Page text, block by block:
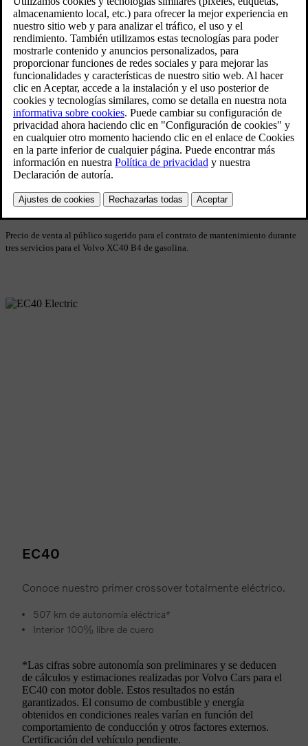
*El ahorro de combustible estimado que se muestra se basa en datos
de WLTP para el Volvo XC40 B4 de gasolina y el EX40 eléctrico
(23,9 kWh/100 km) y podría no reflejar una conducción real. El
consumo de combustible y de energía depende de muchos factores,
como las condiciones de conducción, el estilo, el clima, etc. No es
posible garantizar una cifra exacta. Los costes de combustible y
energía se basan en promedios nacionales. Estos datos se
actualizaron en junio 2021.​
Mantenimiento y garantía
Compra un EX40 totalmente eléctrico con nuestras ofertas para
Precio de venta al público sugerido para el contrato de mantenimiento durante
tres servicios para el Volvo XC40 B4 de gasolina.
EC40
Conoce nuestro primer crossover totalmente eléctrico.
507 km de autonomía eléctrica*
Interior 100% libre de cuero
*Las cifras sobre autonomía son preliminares y se deducen
de cálculos y estimaciones realizadas por Volvo Cars para el
EC40 con motor doble. Estos resultados no están
garantizados. El consumo de combustible y energía
obtenidos en condiciones reales varían en función del
comportamiento de conducción y otros factores externos.
Certificación del vehículo pendiente.